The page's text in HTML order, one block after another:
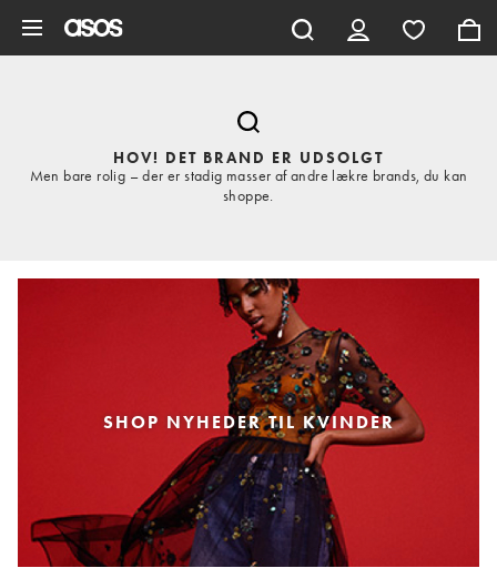
HOV! DET BRAND ER UDSOLGT
Men bare rolig – der er stadig masser af andre lækre brands, du kan
shoppe.
SHOP NYHEDER TIL KVINDER